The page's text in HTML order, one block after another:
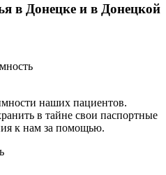
в Донецке и в Донецкой
наших пациентов.
в тайне свои паспортные
к нам за помощью.